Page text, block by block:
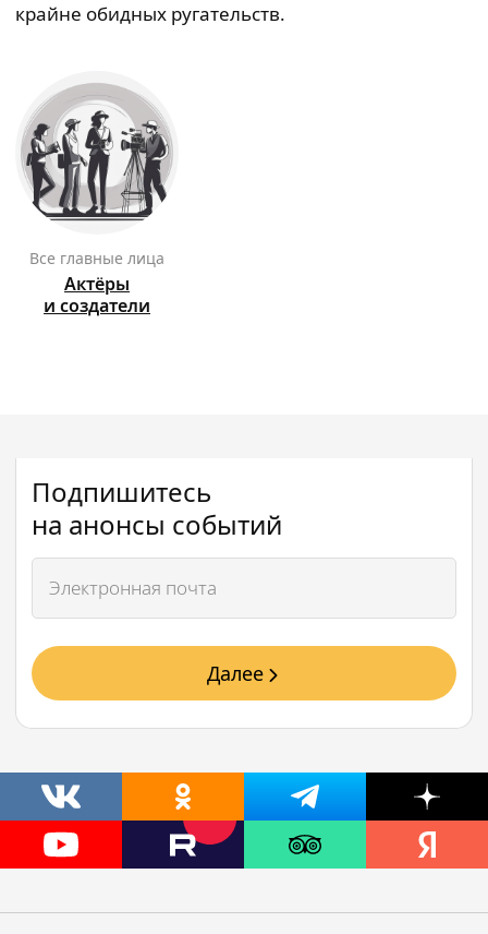
крайне обидных ругательств.
Все главные лица
Актёры
и создатели
Подпишитесь
на анонсы событий
Далее